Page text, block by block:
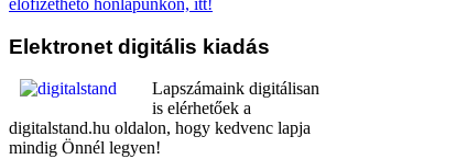
Elektronet digitális kiadás
Lapszámaink digitálisan
is elérhetőek a
digitalstand.hu oldalon, hogy kedvenc lapja
mindig Önnél legyen!